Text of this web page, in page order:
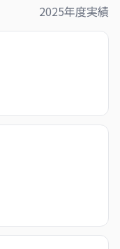
2025年度実績